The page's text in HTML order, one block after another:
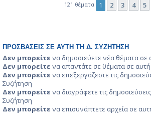
121 θέματα 1 2 3 4 5
ΠΡΟΣΒΆΣΕΙΣ ΣΕ ΑΥΤΉ ΤΗ Δ. ΣΥΖΉΤΗΣΗ
Δεν μπορείτε να δημοσιεύετε νέα θέματα σε
Δεν μπορείτε να απαντάτε σε θέματα σε
Δεν μπορείτε να επεξεργάζεστε τις
Συζήτηση
Δεν μπορείτε να διαγράφετε τις
Συζήτηση
Δεν μπορείτε να επισυνάπτετε αρχεία σε